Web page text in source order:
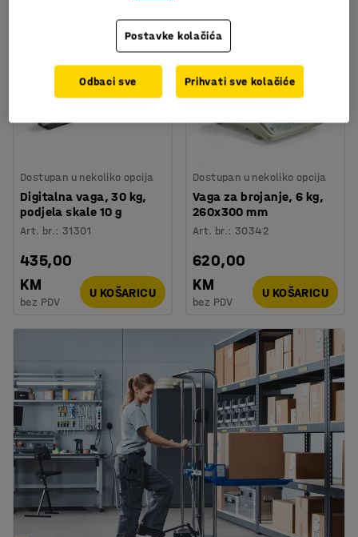
Dostupan u nekoliko opcija
Digitalna vaga, 30 kg,
podjela skale 10 g
Art. br.:31301
435,00
KM
bez PDV
U KOŠARICU
Dostupan u nekoliko opcija
Vaga za brojanje, 6 kg,
260x300 mm
Art. br.:30342
620,00
KM
bez PDV
U KOŠARICU
Postavke kolačića
Odbaci sve Prihvati sve kolačiće